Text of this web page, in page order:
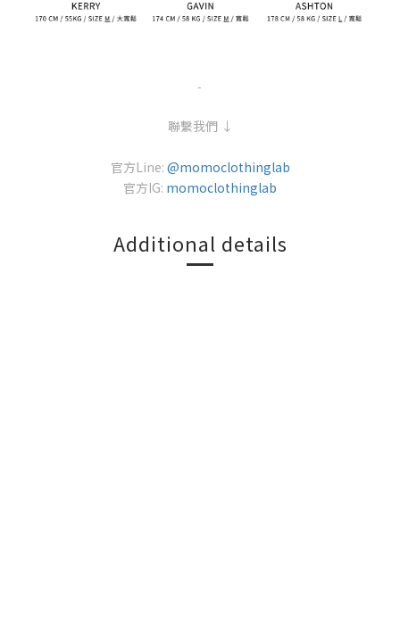
-
聯繫我們 ↓
官方Line: @momoclothinglab
官方IG: momoclothinglab
Additional details